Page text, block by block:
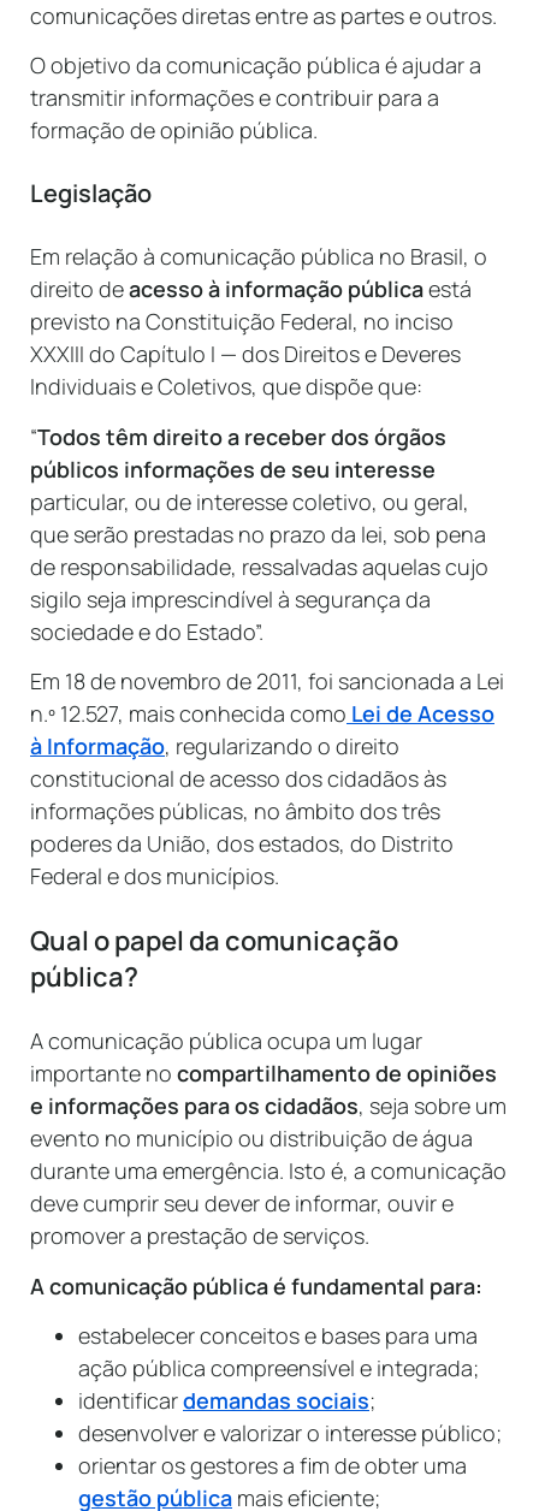
comunicações diretas entre as partes e outros.
O objetivo da comunicação pública é ajudar a
transmitir informações e contribuir para a
formação de opinião pública.
Legislação
Em relação à comunicação pública no Brasil, o
direito deacesso à informação públicaestá
previsto na Constituição Federal, no inciso
XXXIII do Capítulo I — dos Direitos e Deveres
Individuais e Coletivos, que dispõe que:
“Todos têm direito a receber dos órgãos
públicos informações de seu interesse
particular, ou de interesse coletivo, ou geral,
que serão prestadas no prazo da lei, sob pena
de responsabilidade, ressalvadas aquelas cujo
sigilo seja imprescindível à segurança da
sociedade e do Estado”.
Em 18 de novembro de 2011, foi sancionada a Lei
n.º 12.527, mais conhecida como Lei de Acesso
à Informação, regularizando o direito
constitucional de acesso dos cidadãos às
informações públicas, no âmbito dos três
poderes da União, dos estados, do Distrito
Federal e dos municípios.
Qual o papel da comunicação
pública?
A comunicação pública ocupa um lugar
importante no compartilhamento de opiniões
e informações para os cidadãos, seja sobre um
evento no município ou distribuição de água
durante uma emergência. Isto é, a comunicação
deve cumprir seu dever de informar, ouvir e
promover a prestação de serviços.
A comunicação pública é fundamental para:
estabelecer conceitos e bases para uma
ação pública compreensível e integrada;
identificardemandas sociais;
desenvolver e valorizar o interesse público;
orientar os gestores a fim de obter uma
gestão pública mais eficiente;